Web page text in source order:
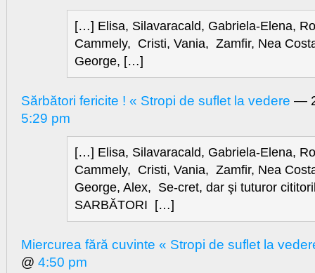
[…] Elisa, Silavaracald, Gabriela-Elena,
Cammely, Cristi, Vania, Zamfir, Nea
George, […]
Sărbători fericite ! « Stropi de suflet la vedere —
5:29 pm
[…] Elisa, Silavaracald, Gabriela-Elena,
Cammely, Cristi, Vania, Zamfir, Nea
George, Alex, Se-cret, dar şi tuturor
SARBĂTORI […]
Miercurea fără cuvinte « Stropi de suflet la
@ 4:50 pm